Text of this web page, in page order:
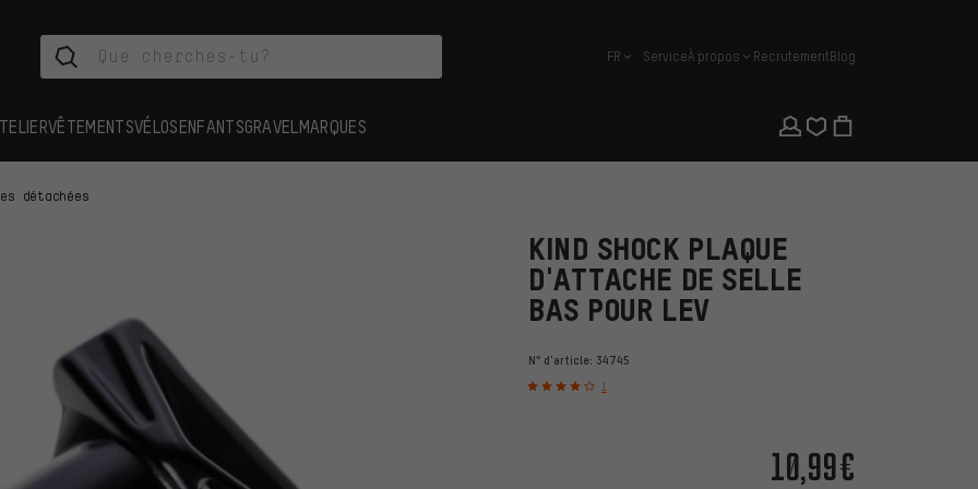
français
FR ServiceÀ propos RecrutementBlog
VÊTEMENTSVÉLOSENFANTSGRAVEL MARQUES
détachées
KIND SHOCK PLAQUE
D'ATTACHE DE SELLE
BAS POUR LEV
N° d'article: 34745
1
10,99€